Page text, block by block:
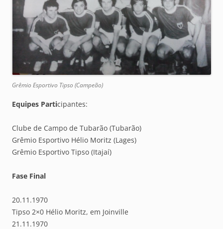
Grêmio Esportivo Tipso (Campeão)
Equipes Participantes:
Clube de Campo de Tubarão (Tubarão)
Grêmio Esportivo Hélio Moritz (Lages)
Grêmio Esportivo Tipso (Itajaí)
Fase Final
20.11.1970
Tipso 2×0 Hélio Moritz, em Joinville
21.11.1970